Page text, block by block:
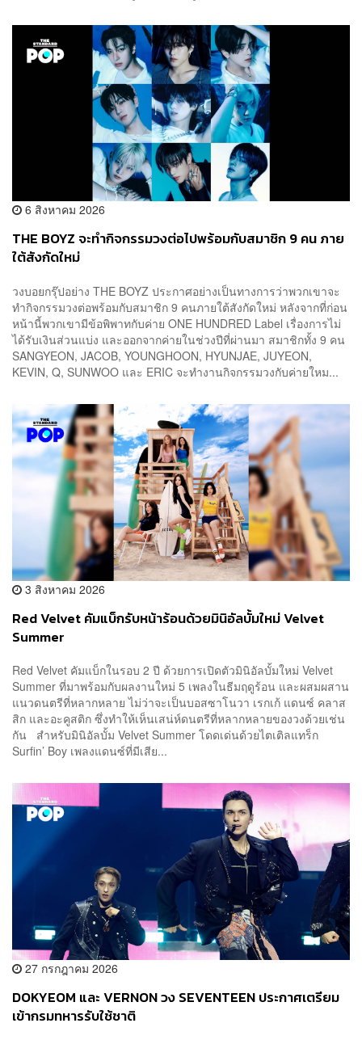
6 สิงหาคม 2026
THE BOYZ จะทำกิจกรรมวงต่อไปพร้อมกับสมาชิก 9 คน ภาย
ใต้สังกัดใหม่
วงบอยกรุ๊ปอย่าง THE BOYZ ประกาศอย่างเป็นทางการว่าพวกเขาจะ
ทำกิจกรรมวงต่อพร้อมกับสมาชิก 9 คนภายใต้สังกัดใหม่ หลังจากที่ก่อน
หน้านี้พวกเขามีข้อพิพาทกับค่าย ONE HUNDRED Label เรื่องการไม่
ได้รับเงินส่วนแบ่ง และออกจากค่ายในช่วงปีที่ผ่านมา สมาชิกทั้ง 9 คน
SANGYEON, JACOB, YOUNGHOON, HYUNJAE, JUYEON,
KEVIN, Q, SUNWOO และ ERIC จะทำงานกิจกรรมวงกับค่ายใหม...
3 สิงหาคม 2026
Red Velvet คัมแบ็กรับหน้าร้อนด้วยมินิอัลบั้มใหม่ Velvet
Summer
Red Velvet คัมแบ็กในรอบ 2 ปี ด้วยการเปิดตัวมินิอัลบั้มใหม่ Velvet
Summer ที่มาพร้อมกับผลงานใหม่ 5 เพลงในธีมฤดูร้อน และผสมผสาน
แนวดนตรีที่หลากหลาย ไม่ว่าจะเป็นบอสซาโนวา เรกเก้ แดนซ์ คลาส
สิก และอะคูสติก ซึ่งทำให้เห็นเสน่ห์ดนตรีที่หลากหลายของวงด้วยเช่น
กัน สำหรับมินิอัลบั้ม Velvet Summer โดดเด่นด้วยไตเติลแทร็ก
Surfin’ Boy เพลงแดนซ์ที่มีเสีย...
27 กรกฎาคม 2026
DOKYEOM และ VERNON วง SEVENTEEN ประกาศเตรียม
เข้ากรมทหารรับใช้ชาติ